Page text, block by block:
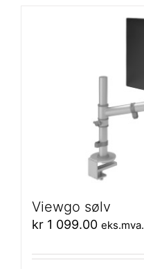
Viewgo sølv
kr 1 099.00 eks.mva.